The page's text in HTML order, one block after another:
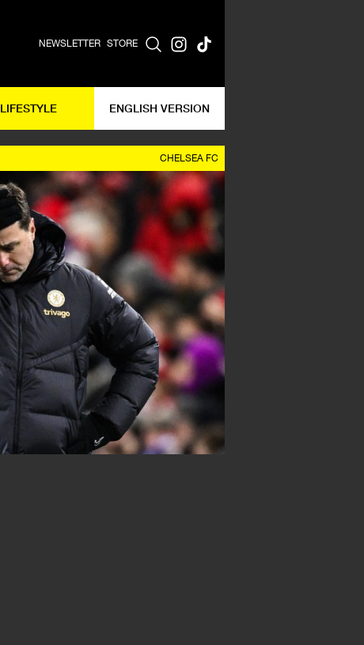
NEWSLETTER STORE
LIFESTYLE ENGLISH VERSION
CHELSEA FC